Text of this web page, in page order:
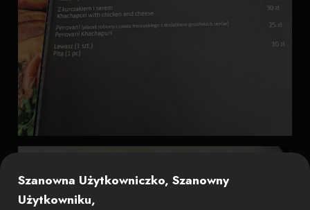
Szanowna Użytkowniczko, Szanowny
Użytkowniku,